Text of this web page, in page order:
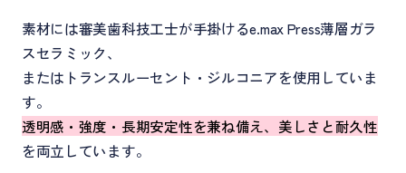
素材には審美歯科技工士が手掛けるe.max Press薄層ガラ
スセラミック、
またはトランスルーセント・ジルコニアを使用していま
す。
透明感・強度・長期安定性を兼ね備え、美しさと耐久性
を両立しています。